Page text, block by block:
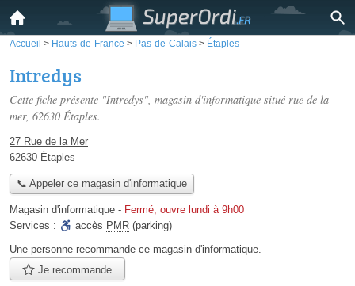
Accueil > Hauts-de-France > Pas-de-Calais > Étaples
Intredys
Cette fiche présente "Intredys", magasin d'informatique situé rue de la
mer, 62630 Étaples.
27 Rue de la Mer
62630 Étaples
📞 Appeler ce magasin d'informatique
Magasin d'informatique - Fermé, ouvre lundi à 9h00
Services :
accès PMR (parking)
Une personne recommande ce magasin d'informatique.
Je recommande